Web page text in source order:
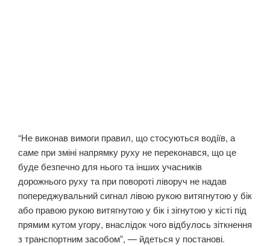
“Не виконав вимоги правил, що стосуються водіїв, а
саме при зміні напрямку руху не переконався, що це
буде безпечно для нього та інших учасників
дорожнього руху та при повороті ліворуч не надав
попереджувальний сигнал лівою рукою витягнутою у бік
або правою рукою витягнутою у бік і зігнутою у кісті під
прямим кутом угору, внаслідок чого відбулось зіткнення
з транспортним засобом”, — йдеться у постанові.